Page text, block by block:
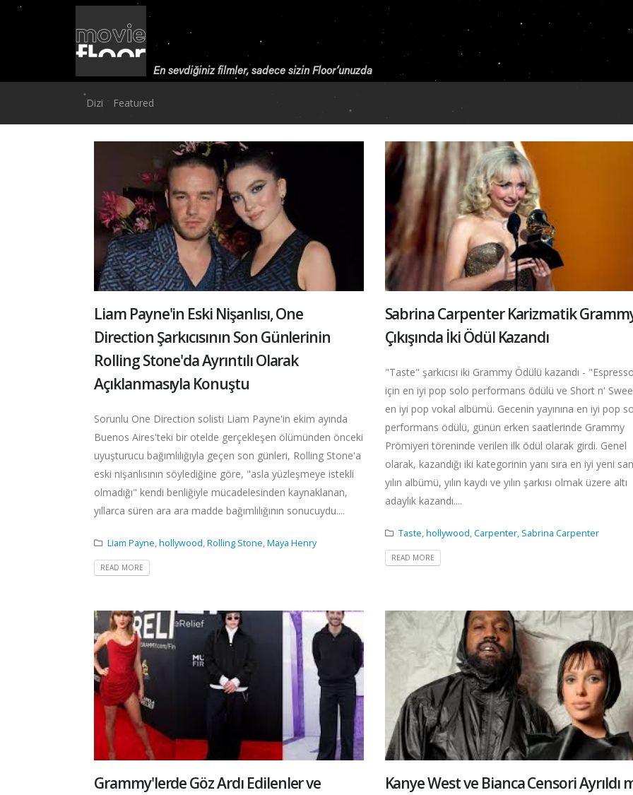
En sevdiğiniz filmler, sadece sizin Floor’unuzda
Dizi Featured
Liam Payne'in Eski Nişanlısı, One
Direction Şarkıcısının Son Günlerinin
Rolling Stone'da Ayrıntılı Olarak
Açıklanmasıyla Konuştu
Sorunlu One Direction solisti Liam Payne'in ekim ayında
Buenos Aires'teki bir otelde gerçekleşen ölümünden önceki
uyuşturucu bağımlılığıyla geçen son günleri, Rolling Stone'a
eski nişanlısının söylediğine göre, "asla yüzleşmeye istekli
olmadığı" kendi benliğiyle mücadelesinden kaynaklanan,
yıllarca süren ara ara madde bağımlılığının sonucuydu....
Liam Payne,hollywood,Rolling Stone,Maya Henry
READ MORE
Sabrina Carpenter Karizmatik
Çıkışında İki Ödül Kazandı
"Taste" şarkıcısı iki Grammy Ödülü kazandı -
için en iyi pop solo performans ödülü ve Short n'
en iyi pop vokal albümü. Gecenin yayınına en iyi pop
performans ödülü, günün erken saatlerinde Grammy
Prömiyeri töreninde verilen ilk ödül olarak girdi. Genel
olarak, kazandığı iki kategorinin yanı sıra en iyi yeni
yılın albümü, yılın kaydı ve yılın şarkısı olmak üzere altı
adaylık kazandı....
Taste,hollywood,Carpenter, Sabrina Carpenter
READ MORE
Grammy'lerde Göz Ardı Edilenler ve
Kanye West ve Bianca Censori Ayrıldı